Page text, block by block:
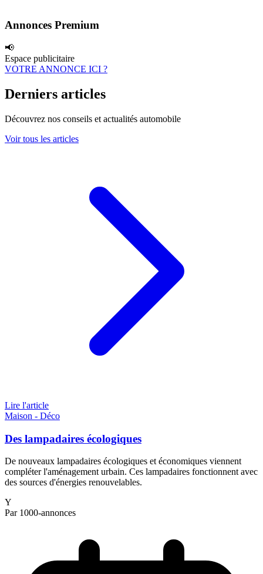
Annonces Premium
📢
Espace publicitaire
VOTRE ANNONCE ICI ?
Derniers articles
Découvrez nos conseils et actualités automobile
Voir tous les articles
Lire l'article
Maison - Déco
Des lampadaires écologiques
De nouveaux lampadaires écologiques et économiques viennent
compléter l'aménagement urbain. Ces lampadaires fonctionnent avec
des sources d'énergies renouvelables.
Y
Par 1000-annonces